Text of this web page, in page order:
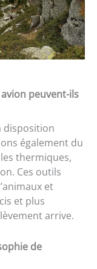
peuvent-ils
disposition
également du
thermiques,
Ces outils
et
et plus
arrive.
de